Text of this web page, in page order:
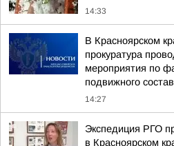
14:33
В Красноярском
прокуратура
мероприятия по
подвижного
14:27
Экспедиция РГО
в Красноярском